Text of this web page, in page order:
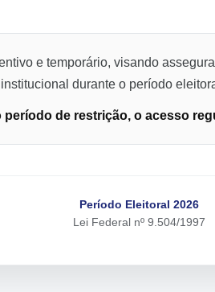
e temporário, visando
durante o período
de restrição, o acesso
Período Eleitoral 2026
Lei Federal nº 9.504/1997